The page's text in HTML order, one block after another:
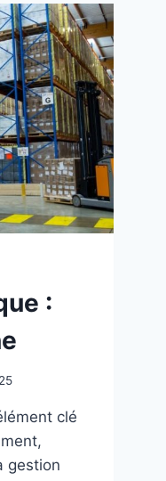
:
clé
gestion